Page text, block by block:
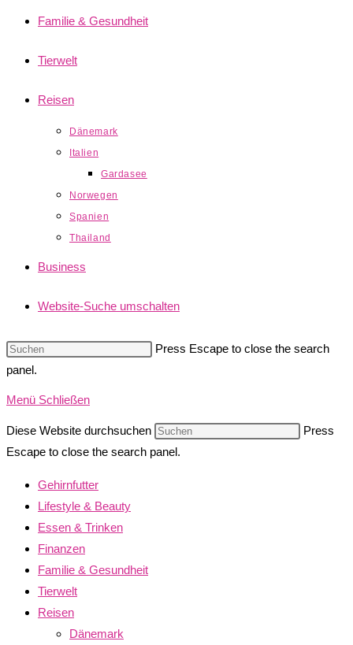
Familie & Gesundheit
Tierwelt
Reisen
Dänemark
Italien
Gardasee
Norwegen
Spanien
Thailand
Business
Website-Suche umschalten
Press Escape to close the search
panel.
Menü Schließen
Diese Website durchsuchen
Press
Escape to close the search panel.
Gehirnfutter
Lifestyle & Beauty
Essen & Trinken
Finanzen
Familie & Gesundheit
Tierwelt
Reisen
Dänemark